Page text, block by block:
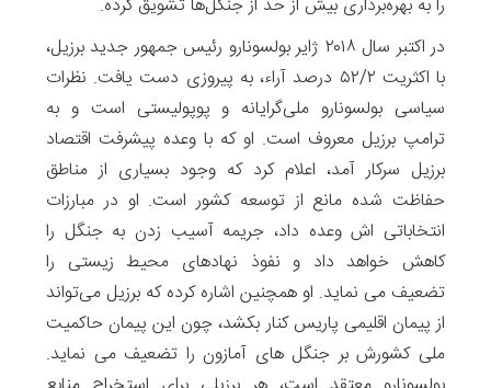
در اکتبر سال ۲۰۱۸ ژایر بولسونارو رئیس جمهور جدید برزیل،
با اکثریت ۵۲/۲ درصد آراء، به پیروزی دست یافت. نظرات
سیاسی بولسونارو ملی‌گرایانه و پوپولیستی است و به
ترامپ برزیل معروف است. او که با وعده پیشرفت اقتصاد
برزیل سرکار آمد، اعلام کرد که وجود بسیاری از مناطق
حفاظت ‌شده مانع از توسعه کشور است. او در مبارزات
انتخاباتی اش وعده داد، جریمه آسیب زدن به جنگل را
کاهش خواهد داد و نفوذ نهادهای محیط زیستی را
تضعیف می نماید. او همچنین اشاره کرده که برزیل می‌تواند
از پیمان اقلیمی پاریس کنار بکشد، چون این پیمان حاکمیت
ملی‌ کشورش بر جنگل های آمازون را تضعیف می نماید.